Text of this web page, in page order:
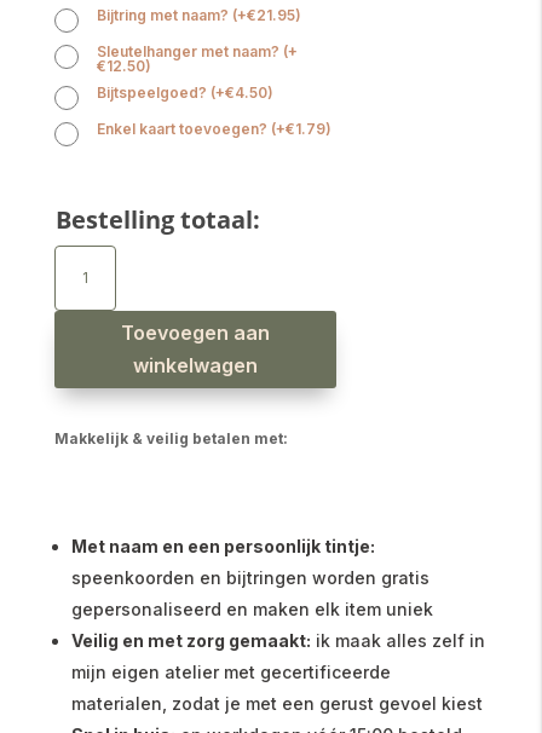
Bijtring met naam? (+€21.95)
Sleutelhanger met naam? (+
€12.50)
Bijtspeelgoed? (+€4.50)
Enkel kaart toevoegen? (+€1.79)
Bestelling totaal:
Babyslab
safaridieren
aantal
Toevoegen aan
winkelwagen
Makkelijk & veilig betalen met:
Met naam en een persoonlijk tintje:
speenkoorden en bijtringen worden gratis
gepersonaliseerd en maken elk item uniek
Veilig en met zorg gemaakt: ik maak alles zelf in
mijn eigen atelier met gecertificeerde
materialen, zodat je met een gerust gevoel kiest